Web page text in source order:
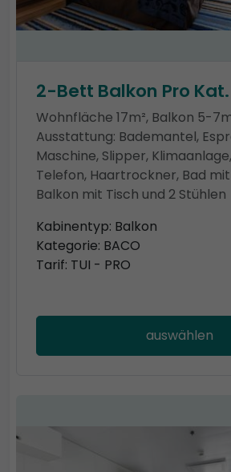
2-Bett Balkon Pro
Wohnfläche 17m², Balkon 5-
Ausstattung: Bademantel,
Maschine, Slipper,
Telefon, Haartrockner, Bad
Balkon mit Tisch und 2 Stühlen
Kabinentyp: Balkon
Kategorie: BACO
Tarif: TUI - PRO
auswählen